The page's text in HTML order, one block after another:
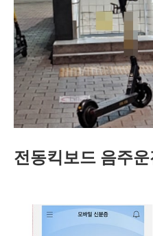
전동킥보드 음주